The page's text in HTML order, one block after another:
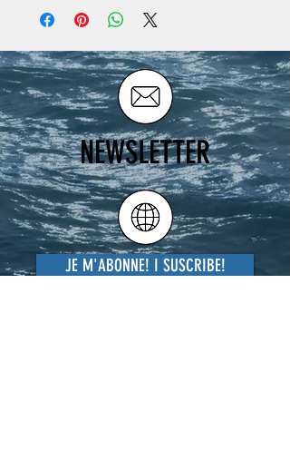
NEWSLETTER
JE M'ABONNE! I SUSCRIBE!